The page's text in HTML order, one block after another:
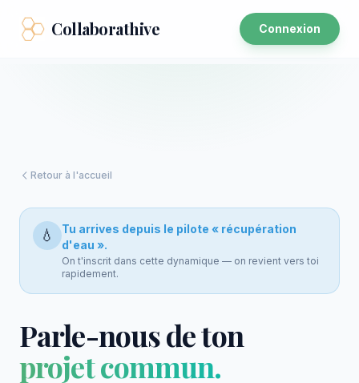
Collaborathive Connexion
Retour à l'accueil
💧
Tu arrives depuis le pilote « récupération
d'eau ».
On t'inscrit dans cette dynamique — on revient vers toi
rapidement.
Parle-nous de ton
projet commun.